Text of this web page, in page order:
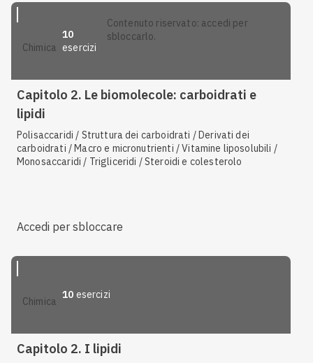
chimica
10
esercizi
contenuto riservato: accedi per
sbloccarlo.
Capitolo 2. Le biomolecole: carboidrati e
lipidi
Polisaccaridi / Struttura dei carboidrati / Derivati dei
carboidrati / Macro e micronutrienti / Vitamine liposolubili /
Monosaccaridi / Trigliceridi / Steroidi e colesterolo
Accedi per sbloccare
chimica
10 esercizi
Capitolo 2. I lipidi